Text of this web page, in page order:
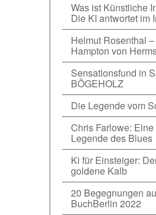
Was ist Künstliche
Die KI antwortet im
Helmut Rosenthal
Hampton von
Sensationsfund in
BÖGEHOLZ
Die Legende vom
Chris Farlowe:
Legende des Blues
Ki für Einsteiger:
goldene Kalb
20 Begegnungen
BuchBerlin 2022